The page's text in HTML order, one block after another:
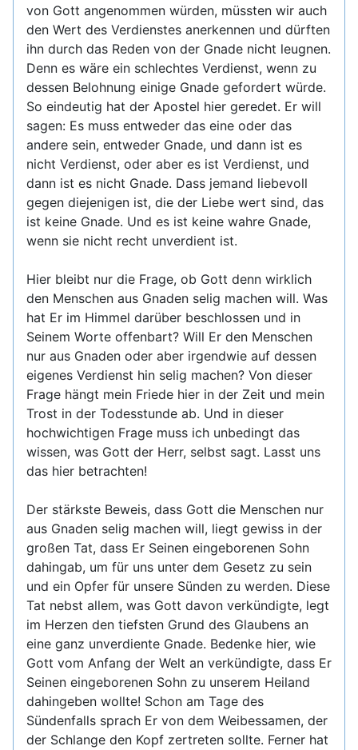
von Gott angenommen würden, müssten wir auch
den Wert des Verdienstes anerkennen und dürften
ihn durch das Reden von der Gnade nicht leugnen.
Denn es wäre ein schlechtes Verdienst, wenn zu
dessen Belohnung einige Gnade gefordert würde.
So eindeutig hat der Apostel hier geredet. Er will
sagen: Es muss entweder das eine oder das
andere sein, entweder Gnade, und dann ist es
nicht Verdienst, oder aber es ist Verdienst, und
dann ist es nicht Gnade. Dass jemand liebevoll
gegen diejenigen ist, die der Liebe wert sind, das
ist keine Gnade. Und es ist keine wahre Gnade,
wenn sie nicht recht unverdient ist.
Hier bleibt nur die Frage, ob Gott denn wirklich
den Menschen aus Gnaden selig machen will. Was
hat Er im Himmel darüber beschlossen und in
Seinem Worte offenbart? Will Er den Menschen
nur aus Gnaden oder aber irgendwie auf dessen
eigenes Verdienst hin selig machen? Von dieser
Frage hängt mein Friede hier in der Zeit und mein
Trost in der Todesstunde ab. Und in dieser
hochwichtigen Frage muss ich unbedingt das
wissen, was Gott der Herr, selbst sagt. Lasst uns
das hier betrachten!
Der stärkste Beweis, dass Gott die Menschen nur
aus Gnaden selig machen will, liegt gewiss in der
großen Tat, dass Er Seinen eingeborenen Sohn
dahingab, um für uns unter dem Gesetz zu sein
und ein Opfer für unsere Sünden zu werden. Diese
Tat nebst allem, was Gott davon verkündigte, legt
im Herzen den tiefsten Grund des Glaubens an
eine ganz unverdiente Gnade. Bedenke hier, wie
Gott vom Anfang der Welt an verkündigte, dass Er
Seinen eingeborenen Sohn zu unserem Heiland
dahingeben wollte! Schon am Tage des
Sündenfalls sprach Er von dem Weibessamen, der
der Schlange den Kopf zertreten sollte. Ferner hat